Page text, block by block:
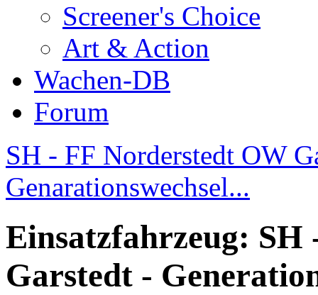
Screener's Choice
Art & Action
Wachen-DB
Forum
SH - FF Norderstedt OW
Genarationswechsel...
Einsatzfahrzeug:
Garstedt -